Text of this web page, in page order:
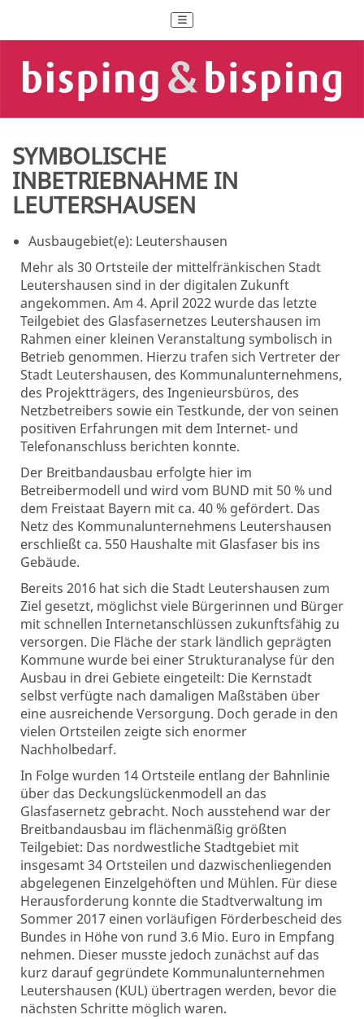
SYMBOLISCHE
INBETRIEBNAHME IN
LEUTERSHAUSEN
Ausbaugebiet(e): Leutershausen
Mehr als 30 Ortsteile der mittelfränkischen Stadt
Leutershausen sind in der digitalen Zukunft
angekommen. Am 4. April 2022 wurde das letzte
Teilgebiet des Glasfasernetzes Leutershausen im
Rahmen einer kleinen Veranstaltung symbolisch in
Betrieb genommen. Hierzu trafen sich Vertreter der
Stadt Leutershausen, des Kommunalunternehmens,
des Projektträgers, des Ingenieursbüros, des
Netzbetreibers sowie ein Testkunde, der von seinen
positiven Erfahrungen mit dem Internet- und
Telefonanschluss berichten konnte.
Der Breitbandausbau erfolgte hier im
Betreibermodell und wird vom BUND mit 50 % und
dem Freistaat Bayern mit ca. 40 % gefördert. Das
Netz des Kommunalunternehmens Leutershausen
erschließt ca. 550 Haushalte mit Glasfaser bis ins
Gebäude.
Bereits 2016 hat sich die Stadt Leutershausen zum
Ziel gesetzt, möglichst viele Bürgerinnen und Bürger
mit schnellen Internetanschlüssen zukunftsfähig zu
versorgen. Die Fläche der stark ländlich geprägten
Kommune wurde bei einer Strukturanalyse für den
Ausbau in drei Gebiete eingeteilt: Die Kernstadt
selbst verfügte nach damaligen Maßstäben über
eine ausreichende Versorgung. Doch gerade in den
vielen Ortsteilen zeigte sich enormer
Nachholbedarf.
In Folge wurden 14 Ortsteile entlang der Bahnlinie
über das Deckungslückenmodell an das
Glasfasernetz gebracht. Noch ausstehend war der
Breitbandausbau im flächenmäßig größten
Teilgebiet: Das nordwestliche Stadtgebiet mit
insgesamt 34 Ortsteilen und dazwischenliegenden
abgelegenen Einzelgehöften und Mühlen. Für diese
Herausforderung konnte die Stadtverwaltung im
Sommer 2017 einen vorläufigen Förderbescheid des
Bundes in Höhe von rund 3.6 Mio. Euro in Empfang
nehmen. Dieser musste jedoch zunächst auf das
kurz darauf gegründete Kommunalunternehmen
Leutershausen (KUL) übertragen werden, bevor die
nächsten Schritte möglich waren.